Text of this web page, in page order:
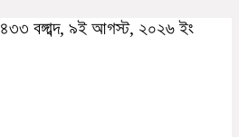
বঙ্গাব্দ, ৯ই আগস্ট, ২০২৬ ইং